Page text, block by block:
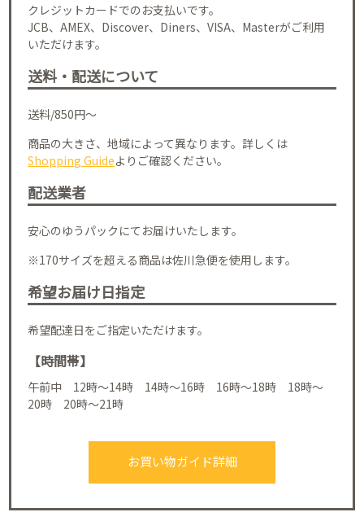
クレジットカードでのお支払いです。
JCB、AMEX、Discover、Diners、VISA、Masterがご利用
いただけます。
送料・配送について
送料/850円～
商品の大きさ、地域によって異なります。詳しくは
Shopping Guideよりご確認ください。
配送業者
安心のゆうパックにてお届けいたします。
※170サイズを超える商品は佐川急便を使用します。
希望お届け日指定
希望配達日をご指定いただけます。
【時間帯】
午前中 12時～14時 14時～16時 16時～18時 18時～
20時 20時～21時
お買い物ガイド詳細